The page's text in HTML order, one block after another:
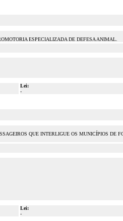
ESPECIALIZADA DE DEFESA ANIMAL.
Lei:
-
QUE INTERLIGUE OS MUNICÍPIOS
Lei:
-